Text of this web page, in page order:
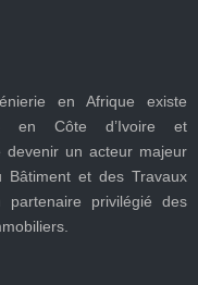
en Afrique existe
en Côte d’Ivoire et
devenir un acteur majeur
Bâtiment et des Travaux
partenaire privilégié des